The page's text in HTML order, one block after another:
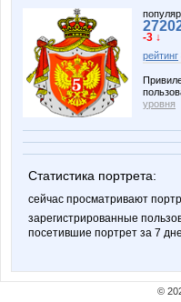
-3 ↓
рейтинг
уровня
Статистика портрета:
сейчас просматривают
зарегистрированные
посетившие портрет за 7
©